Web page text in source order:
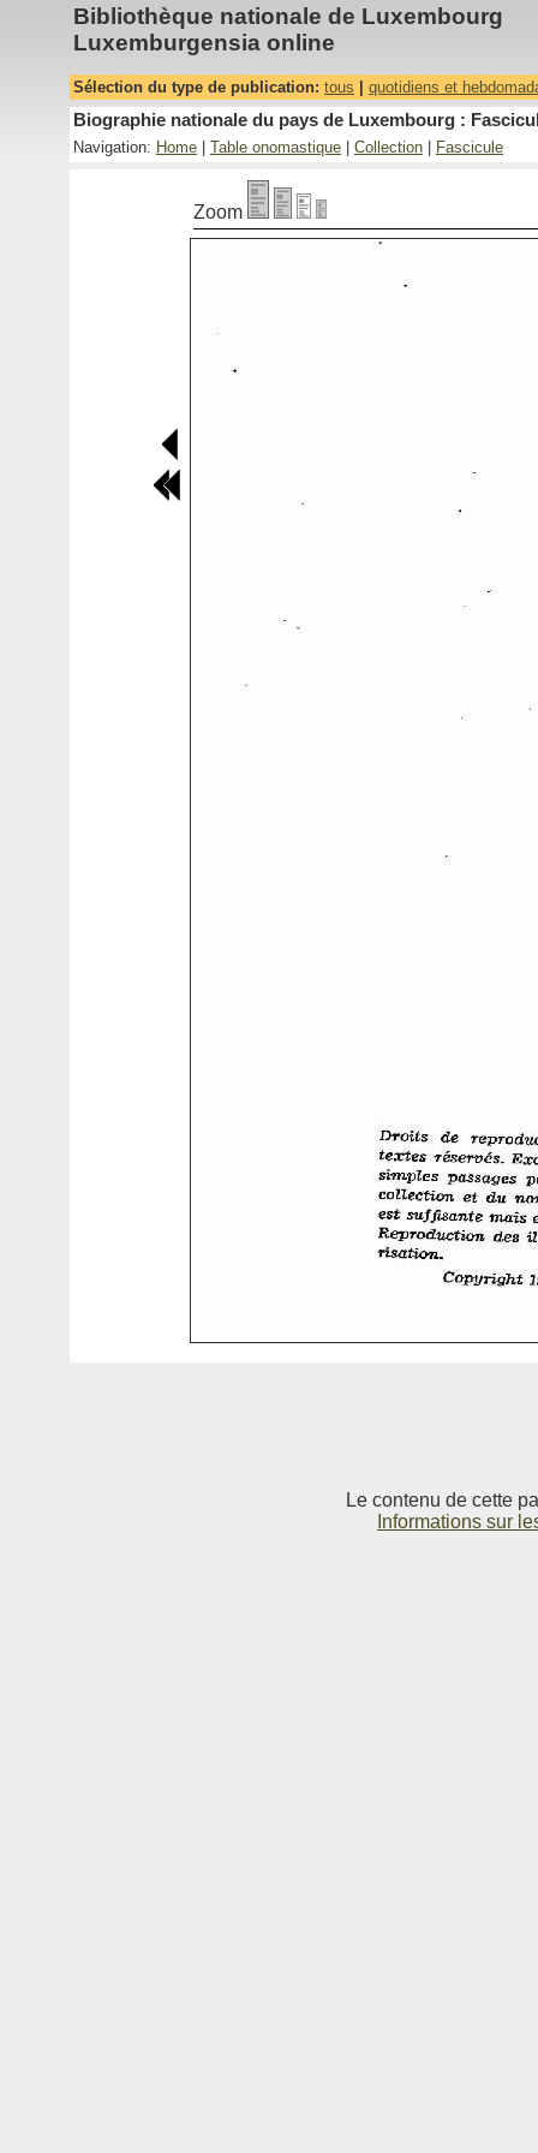
Bibliothèque nationale de Luxembourg
Luxemburgensia online
Sélection du type de publication: tous quotidiens et
Biographie nationale du pays de Luxembourg :
Navigation: Home Table onomastique Collection Fascicule
Zoom
Le contenu de cette
Informations sur